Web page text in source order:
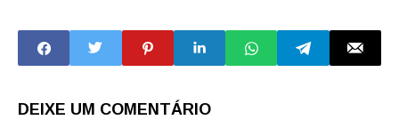
no Rodoanel
Mário Covas
DEIXE UM COMENTÁRIO